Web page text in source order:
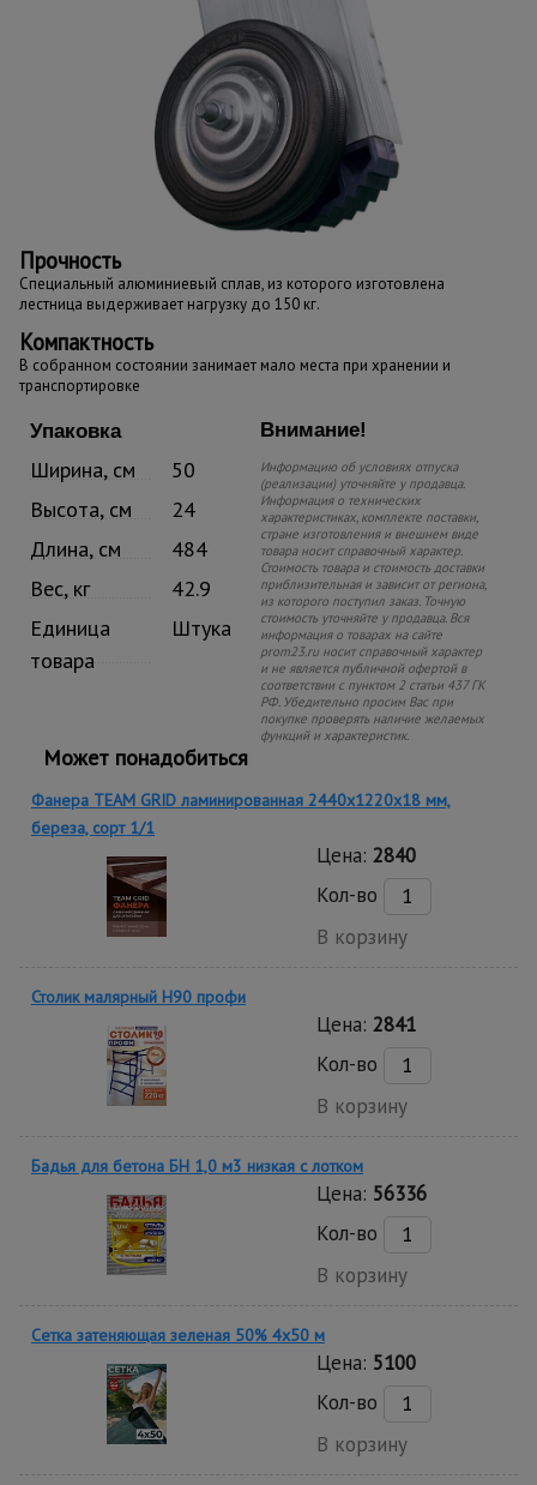
Прочность
Специальный алюминиевый сплав, из которого изготовлена
лестница выдерживает нагрузку до 150 кг.
Компактность
В собранном состоянии занимает мало места при хранении и
транспортировке
Упаковка
Ширина, см
50
Высота, см
24
Длина, см
484
Вес, кг
42.9
Единица
товара
Штука
Внимание!
Информацию об условиях отпуска
(реализации) уточняйте у продавца.
Информация о технических
характеристиках, комплекте поставки,
стране изготовления и внешнем виде
товара носит справочный характер.
Стоимость товара и стоимость доставки
приблизительная и зависит от региона,
из которого поступил заказ. Точную
стоимость уточняйте у продавца. Вся
информация о товарах на сайте
prom23.ru носит справочный характер
и не является публичной офертой в
соответствии с пунктом 2 статьи 437 ГК
РФ. Убедительно просим Вас при
покупке проверять наличие желаемых
функций и характеристик.
Может понадобиться
Фанера TEAM GRID ламинированная 2440х1220х18 мм,
береза, сорт 1/1
Цена: 2840
Кол-во
В корзину
Столик малярный H90 профи
Цена: 2841
Кол-во
В корзину
Бадья для бетона БН 1,0 м3 низкая c лотком
Цена: 56336
Кол-во
В корзину
Сетка затеняющая зеленая 50% 4х50 м
Цена: 5100
Кол-во
В корзину